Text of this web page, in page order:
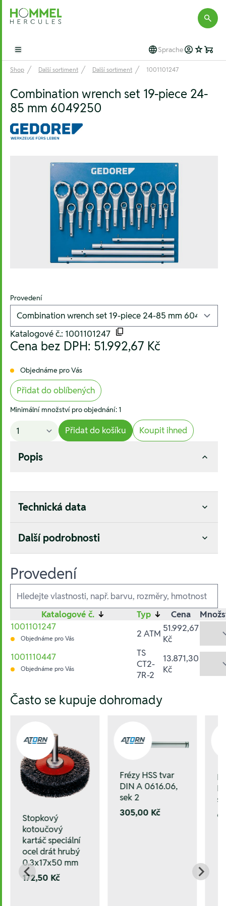
Hommel Hercules
Open main menu Sprache
Shop Další sortiment Další sortiment 1001101247
Combination wrench set 19-piece 24-
85 mm 6049250
Provedení
Katalogové č.: 1001101247
Cena bez DPH: 51.992,67 Kč
Objednáme pro Vás
Přidat do oblíbených
Minimální množství pro objednání: 1
Přidat do košíku Koupit ihned
Popis
Technická data
Další podrobnosti
Provedení
Ausführungen
Katalogové č. ↓ Typ ↓ Cena
1001101247
Objednáme pro Vás 2 ATM 51.992,67
Kč
1001110447
Objednáme pro Vás
TS
CT2-
7R-2
13.871,30
Kč
Často se kupuje dohromady
Stopkový
kotoučový
kartáč speciální
ocel drát hrubý
0.3x17x50 mm
172,50 Kč
Frézy HSS tvar
DIN A 0616.06,
sek 2
305,00 Kč